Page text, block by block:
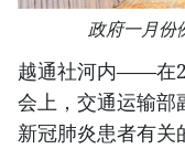
政府一月份
越通社河内——在2
会上，交通运输部
新冠肺炎患者有